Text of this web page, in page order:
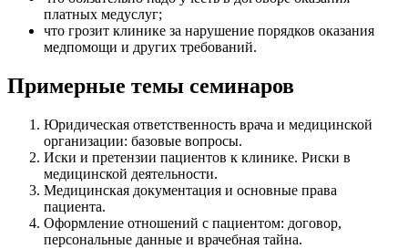
платных медуслуг;
что грозит клинике за нарушение порядков оказания
медпомощи и других требований.
Примерные темы семинаров
Юридическая ответственность врача и медицинской
организации: базовые вопросы.
Иски и претензии пациентов к клинике. Риски в
медицинской деятельности.
Медицинская документация и основные права
пациента.
Оформление отношений с пациентом: договор,
персональные данные и врачебная тайна.